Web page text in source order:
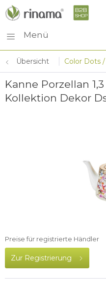
Menü
Übersicht Color Dots
Kanne Porzellan
Kollektion Dekor
Preise für registrierte Händler
Zur Registrierung